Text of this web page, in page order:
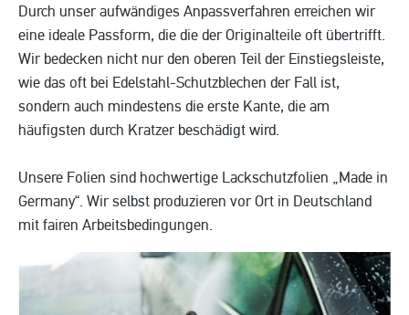
Durch unser aufwändiges Anpassverfahren erreichen wir
eine ideale Passform, die die der Originalteile oft übertrifft.
Wir bedecken nicht nur den oberen Teil der Einstiegsleiste,
wie das oft bei Edelstahl-Schutzblechen der Fall ist,
sondern auch mindestens die erste Kante, die am
häufigsten durch Kratzer beschädigt wird.
Unsere Folien sind hochwertige Lackschutzfolien „Made in
Germany“. Wir selbst produzieren vor Ort in Deutschland
mit fairen Arbeitsbedingungen.